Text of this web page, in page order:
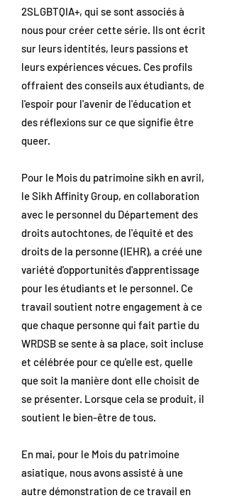
2SLGBTQIA+, qui se sont associés à
nous pour créer cette série. Ils ont écrit
sur leurs identités, leurs passions et
leurs expériences vécues. Ces profils
offraient des conseils aux étudiants, de
l'espoir pour l'avenir de l'éducation et
des réflexions sur ce que signifie être
queer.
Pour le Mois du patrimoine sikh en avril,
le Sikh Affinity Group, en collaboration
avec le personnel du Département des
droits autochtones, de l'équité et des
droits de la personne (IEHR), a créé une
variété d'opportunités d'apprentissage
pour les étudiants et le personnel. Ce
travail soutient notre engagement à ce
que chaque personne qui fait partie du
WRDSB se sente à sa place, soit incluse
et célébrée pour ce qu'elle est, quelle
que soit la manière dont elle choisit de
se présenter. Lorsque cela se produit, il
soutient le bien-être de tous.
En mai, pour le Mois du patrimoine
asiatique, nous avons assisté à une
autre démonstration de ce travail en